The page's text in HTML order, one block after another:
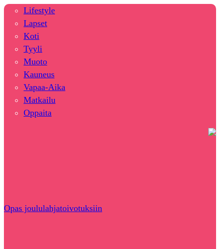
Lifestyle
Lapset
Koti
Tyyli
Muoto
Kauneus
Vapaa-Aika
Matkailu
Oppaita
Opas joululahjatoivotuksiin